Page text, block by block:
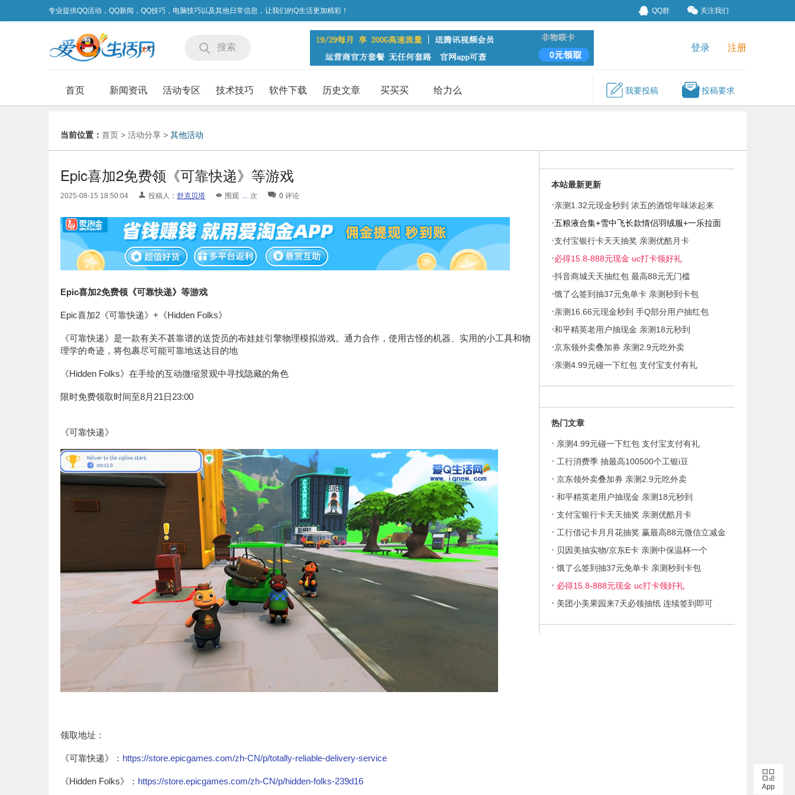
专业提供QQ活动，QQ新闻，QQ技巧，电脑技巧以及其他日常信息，让我们的Q生活更加精彩！ QQ群 关注我们
搜索 登录 注册
首页 新闻资讯 活动专区 技术技巧 软件下载 历史文章 买买买 给力么 我要投稿 投稿要求
当前位置： 首页 > 活动分享 > 其他活动
Epic喜加2免费领《可靠快递》等游戏
2025-08-15 18:50:04 投稿人： 舒克贝塔 围观 ... 次 0 评论
Epic喜加2免费领《可靠快递》等游戏
Epic喜加2《可靠快递》+《Hidden Folks》
《可靠快递》是一款有关不甚靠谱的送货员的布娃娃引擎物理模拟游戏。通力合作，使用古怪的机器、实用的小工具和物
理学的奇迹，将包裹尽可能可靠地送达目的地
《Hidden Folks》在手绘的互动微缩景观中寻找隐藏的角色
限时免费领取时间至8月21日23:00
《可靠快递》
领取地址：
《可靠快递》： https://store.epicgames.com/zh-CN/p/totally-reliable-delivery-service
《Hidden Folks》： https://store.epicgames.com/zh-CN/p/hidden-folks-239d16
本站最新更新
·亲测1.32元现金秒到 浓五的酒馆年味浓起来
·五粮液合集+雪中飞长款情侣羽绒服+一乐拉面
·支付宝银行卡天天抽奖 亲测优酷月卡
·必得15.8-888元现金 uc打卡领好礼
·抖音商城天天抽红包 最高88元无门槛
·饿了么签到抽37元免单卡 亲测秒到卡包
·亲测16.66元现金秒到 手Q部分用户抽红包
·和平精英老用户抽现金 亲测18元秒到
·京东领外卖叠加券 亲测2.9元吃外卖
·亲测4.99元碰一下红包 支付宝支付有礼
热门文章
· 亲测4.99元碰一下红包 支付宝支付有礼
· 工行消费季 抽最高100500个工银i豆
· 京东领外卖叠加券 亲测2.9元吃外卖
· 和平精英老用户抽现金 亲测18元秒到
· 支付宝银行卡天天抽奖 亲测优酷月卡
· 工行借记卡月月花抽奖 赢最高88元微信立减金
· 贝因美抽实物/京东E卡 亲测中保温杯一个
· 饿了么签到抽37元免单卡 亲测秒到卡包
· 必得15.8-888元现金 uc打卡领好礼
· 美团小美果园来7天必领抽纸 连续签到即可
App